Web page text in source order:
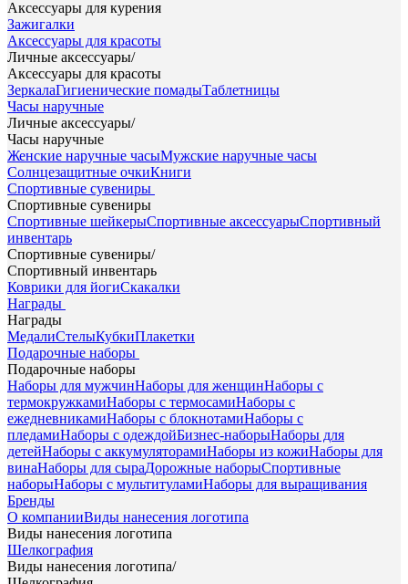
Аксессуары для курения
Зажигалки
Аксессуары для красоты
Личные аксессуары/
Аксессуары для красоты
ЗеркалаГигиенические помадыТаблетницы
Часы наручные
Личные аксессуары/
Часы наручные
Женские наручные часыМужские наручные часы
Солнцезащитные очкиКниги
Спортивные сувениры
Спортивные сувениры
Спортивные шейкерыСпортивные аксессуарыСпортивный
инвентарь
Спортивные сувениры/
Спортивный инвентарь
Коврики для йогиСкакалки
Награды
Награды
МедалиСтелыКубкиПлакетки
Подарочные наборы
Подарочные наборы
Наборы для мужчинНаборы для женщинНаборы с
термокружкамиНаборы с термосамиНаборы с
ежедневникамиНаборы с блокнотамиНаборы с
пледамиНаборы с одеждойБизнес-наборыНаборы для
детейНаборы с аккумуляторамиНаборы из кожиНаборы для
винаНаборы для сыраДорожные наборыСпортивные
наборыНаборы с мультитуламиНаборы для выращивания
Бренды
О компанииВиды нанесения логотипа
Виды нанесения логотипа
Шелкография
Виды нанесения логотипа/